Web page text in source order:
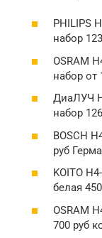
PHILIPS
набор
OSRAM
набор от
ДиаЛУЧ
набор
BOSCH
руб
KOITO
белая
OSRAM
700 руб